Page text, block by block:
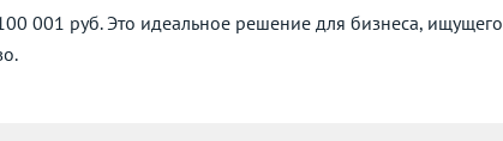
001 руб. Это идеальное решение для бизнеса, ищущего